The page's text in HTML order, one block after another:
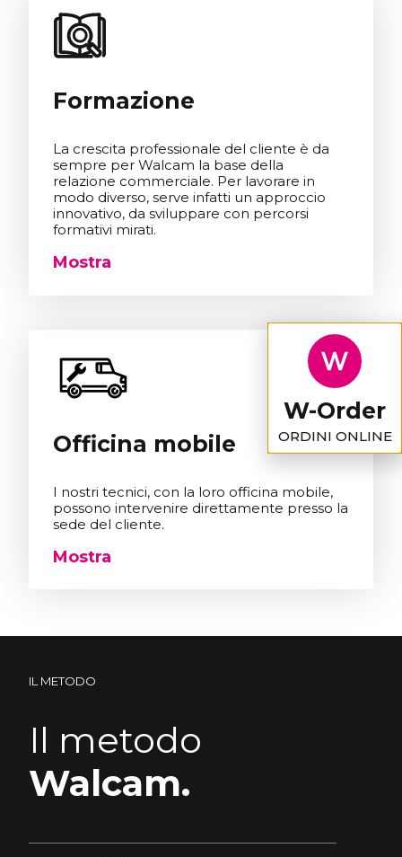
Formazione
La crescita professionale del cliente è da
sempre per Walcam la base della
relazione commerciale. Per lavorare in
modo diverso, serve infatti un approccio
innovativo, da sviluppare con percorsi
formativi mirati.
Mostra
Officina mobile
I nostri tecnici, con la loro officina mobile,
possono intervenire direttamente presso la
sede del cliente.
Mostra
IL METODO
Il metodo
Walcam.
W-Order
ORDINI ONLINE